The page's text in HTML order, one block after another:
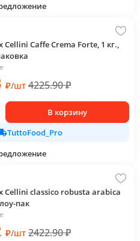
Cellini Caffe Crema Forte, 1 кг.,
₽/шт 4225.90₽
В корзину
TuttoFood_Pro
Cellini classico robusta arabica
пак
₽/шт 2422.90₽